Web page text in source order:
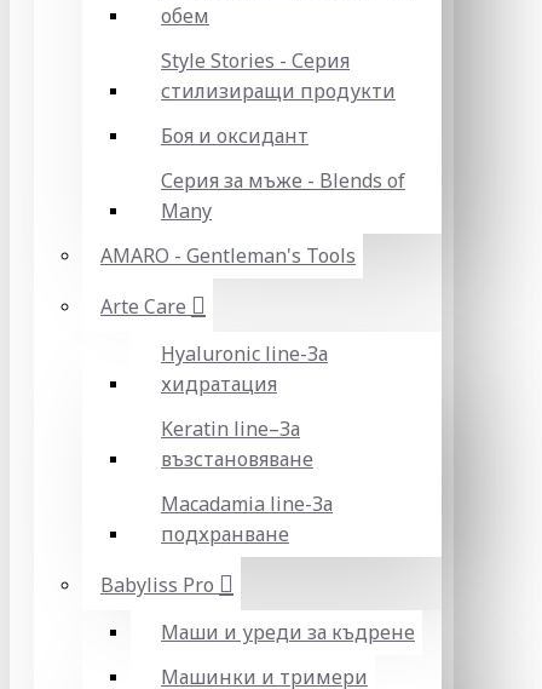
обем
Style Stories - Серия
стилизиращи продукти
Боя и оксидант
Серия за мъже - Blends of
Many
AMARO - Gentleman's Tools
Arte Care
Hyaluronic line-За
хидратация
Keratin line–За
възстановяване
Macadamia line-За
подхранване
Babyliss Pro
Маши и уреди за къдрене
Машинки и тримери